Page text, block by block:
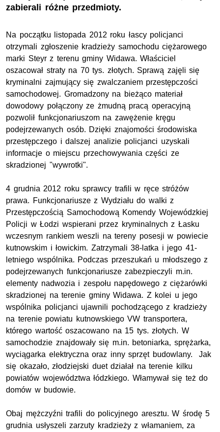
zabierali różne przedmioty.
Na początku listopada 2012 roku łascy policjanci
otrzymali zgłoszenie kradzieży samochodu ciężarowego
marki Steyr z terenu gminy Widawa. Właściciel
oszacował straty na 70 tys. złotych. Sprawą zajęli się
kryminalni zajmujący się zwalczaniem przestępczości
samochodowej. Gromadzony na bieżąco materiał
dowodowy połączony ze żmudną pracą operacyjną
pozwolił funkcjonariuszom na zawężenie kręgu
podejrzewanych osób. Dzięki znajomości środowiska
przestępczego i dalszej analizie policjanci uzyskali
informacje o miejscu przechowywania części ze
skradzionej "wywrotki".
4 grudnia 2012 roku sprawcy trafili w ręce stróżów
prawa. Funkcjonariusze z Wydziału do walki z
Przestępczością Samochodową Komendy Wojewódzkiej
Policji w Łodzi wspierani przez kryminalnych z Łasku
wczesnym rankiem weszli na tereny posesji w powiecie
kutnowskim i łowickim. Zatrzymali 38-latka i jego 41-
letniego wspólnika. Podczas przeszukań u młodszego z
podejrzewanych funkcjonariusze zabezpieczyli m.in.
elementy nadwozia i zespołu napędowego z ciężarówki
skradzionej na terenie gminy Widawa. Z kolei u jego
wspólnika policjanci ujawnili pochodzącego z kradzieży
na terenie powiatu kutnowskiego VW transportera,
którego wartość oszacowano na 15 tys. złotych. W
samochodzie znajdowały się m.in. betoniarka, sprężarka,
wyciągarka elektryczna oraz inny sprzęt budowlany. Jak
się okazało, złodziejski duet działał na terenie kilku
powiatów województwa łódzkiego. Włamywał się też do
domów w budowie.
Obaj mężczyźni trafili do policyjnego aresztu. W środę 5
grudnia usłyszeli zarzuty kradzieży z włamaniem, za